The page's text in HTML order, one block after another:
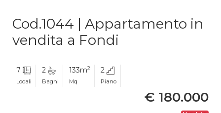
Cod.1044 | Appartamento in
vendita a Fondi
7
Locali
2
Bagni
133m2
Mq
2
Piano
€ 180.000